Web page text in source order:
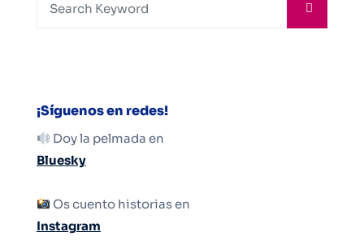
¡Síguenos en redes!
Doy la pelmada en
Bluesky
Os cuento historias en
Instagram